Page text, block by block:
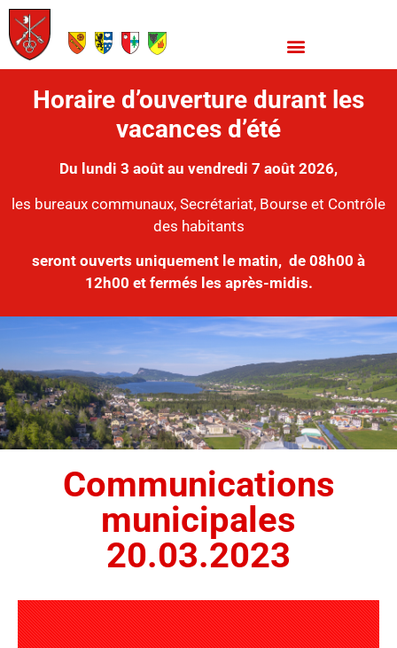
Horaire d’ouverture durant les
vacances d’été
Du lundi 3 août au vendredi 7 août 2026,
les bureaux communaux, Secrétariat, Bourse et Contrôle
des habitants
seront ouverts uniquement le matin, de 08h00 à
12h00 et fermés les après-midis.
Communications
municipales
20.03.2023